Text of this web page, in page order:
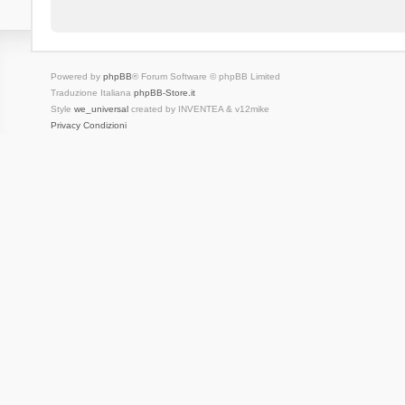
Powered by phpBB® Forum Software © phpBB Limited
Traduzione Italiana phpBB-Store.it
Style we_universalcreated by INVENTEA & v12mike
Privacy Condizioni